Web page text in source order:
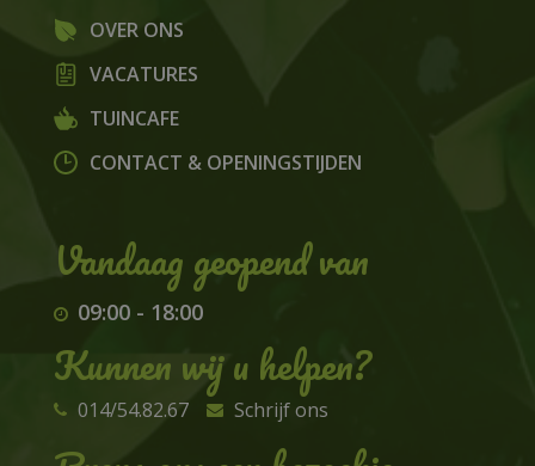
OVER ONS
VACATURES
TUINCAFE
CONTACT & OPENINGSTIJDEN
09:00- 18:00
Kunnen wij u helpen?
014/54.82.67 Schrijf ons